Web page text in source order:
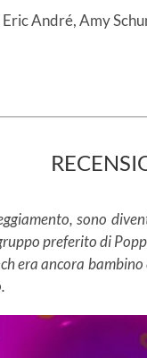
André, Amy
sono
preferito di
era ancora